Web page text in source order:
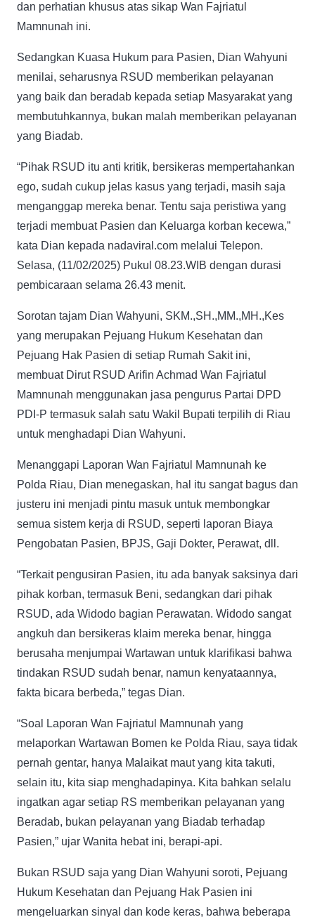
dan perhatian khusus atas sikap Wan Fajriatul
Mamnunah ini.
Sedangkan Kuasa Hukum para Pasien, Dian Wahyuni
menilai, seharusnya RSUD memberikan pelayanan
yang baik dan beradab kepada setiap Masyarakat yang
membutuhkannya, bukan malah memberikan pelayanan
yang Biadab.
“Pihak RSUD itu anti kritik, bersikeras mempertahankan
ego, sudah cukup jelas kasus yang terjadi, masih saja
menganggap mereka benar. Tentu saja peristiwa yang
terjadi membuat Pasien dan Keluarga korban kecewa,”
kata Dian kepada nadaviral.com melalui Telepon.
Selasa, (11/02/2025) Pukul 08.23.WIB dengan durasi
pembicaraan selama 26.43 menit.
Sorotan tajam Dian Wahyuni, SKM.,SH.,MM.,MH.,Kes
yang merupakan Pejuang Hukum Kesehatan dan
Pejuang Hak Pasien di setiap Rumah Sakit ini,
membuat Dirut RSUD Arifin Achmad Wan Fajriatul
Mamnunah menggunakan jasa pengurus Partai DPD
PDI-P termasuk salah satu Wakil Bupati terpilih di Riau
untuk menghadapi Dian Wahyuni.
Menanggapi Laporan Wan Fajriatul Mamnunah ke
Polda Riau, Dian menegaskan, hal itu sangat bagus dan
justeru ini menjadi pintu masuk untuk membongkar
semua sistem kerja di RSUD, seperti laporan Biaya
Pengobatan Pasien, BPJS, Gaji Dokter, Perawat, dll.
“Terkait pengusiran Pasien, itu ada banyak saksinya dari
pihak korban, termasuk Beni, sedangkan dari pihak
RSUD, ada Widodo bagian Perawatan. Widodo sangat
angkuh dan bersikeras klaim mereka benar, hingga
berusaha menjumpai Wartawan untuk klarifikasi bahwa
tindakan RSUD sudah benar, namun kenyataannya,
fakta bicara berbeda,” tegas Dian.
“Soal Laporan Wan Fajriatul Mamnunah yang
melaporkan Wartawan Bomen ke Polda Riau, saya tidak
pernah gentar, hanya Malaikat maut yang kita takuti,
selain itu, kita siap menghadapinya. Kita bahkan selalu
ingatkan agar setiap RS memberikan pelayanan yang
Beradab, bukan pelayanan yang Biadab terhadap
Pasien,” ujar Wanita hebat ini, berapi-api.
Bukan RSUD saja yang Dian Wahyuni soroti, Pejuang
Hukum Kesehatan dan Pejuang Hak Pasien ini
mengeluarkan sinyal dan kode keras, bahwa beberapa